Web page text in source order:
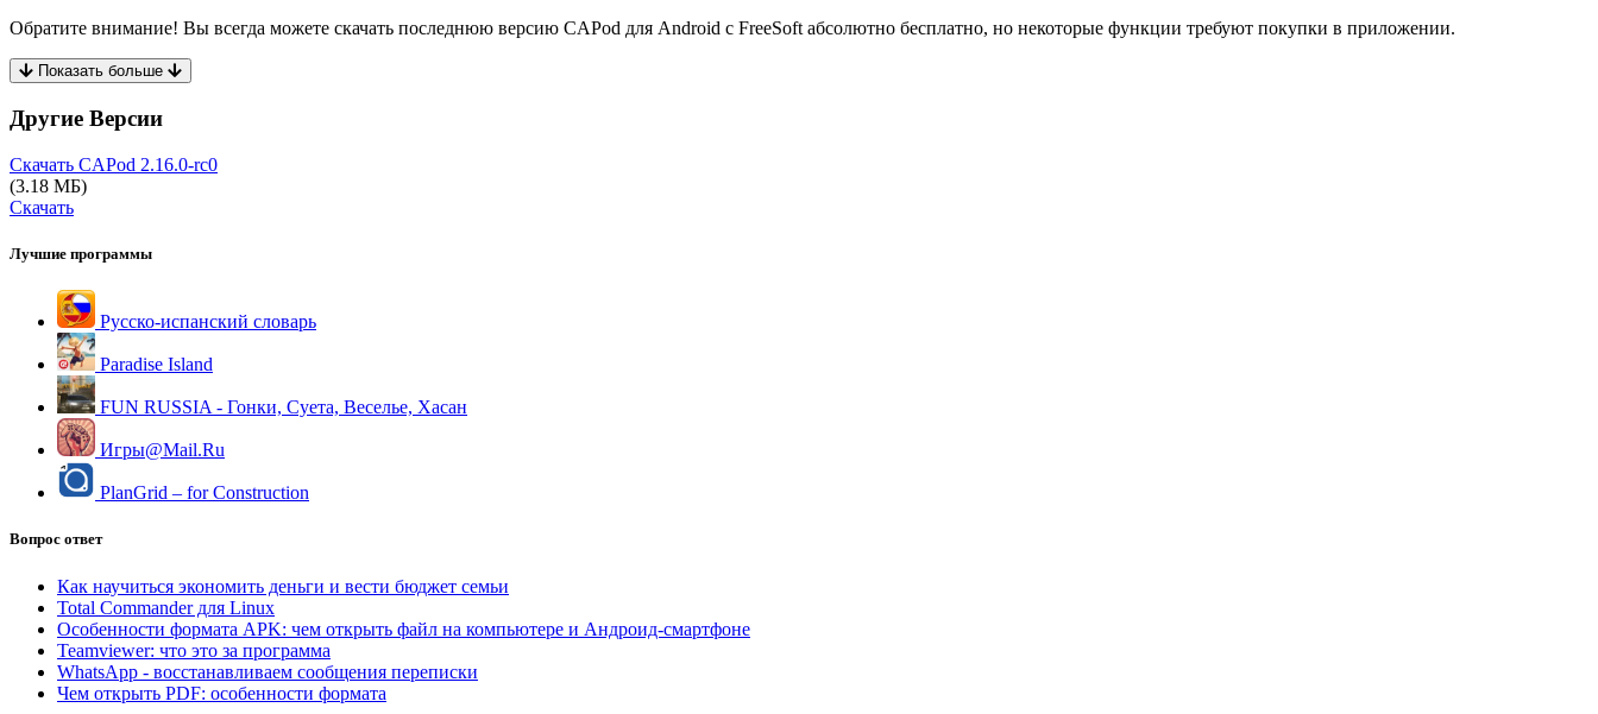
Обратите внимание! Вы всегда можете скачать последнюю версию CAPod для Android с FreeSoft абсолютно бесплатно, но некоторые функции требуют покупки в приложении.
Показать больше
Другие Версии
Скачать CAPod 2.16.0-rc0
(3.18 МБ)
Скачать
Лучшие программы
Русско-испанский словарь
Paradise Island
FUN RUSSIA - Гонки, Cуета, Веселье, Хасан
Игры@Mail.Ru
PlanGrid – for Construction
Вопрос ответ
Как научиться экономить деньги и вести бюджет семьи
Total Commander для Linux
Особенности формата APK: чем открыть файл на компьютере и Андроид-смартфоне
Teamviewer: что это за программа
WhatsApp - восстанавливаем сообщения переписки
Чем открыть PDF: особенности формата